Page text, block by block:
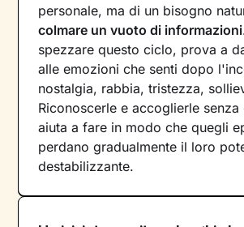
personale, ma di un bisogno
colmare un vuoto di informazioni
spezzare questo ciclo, prova a
alle emozioni che senti dopo
nostalgia, rabbia, tristezza,
Riconoscerle e accoglierle
aiuta a fare in modo che quegli
perdano gradualmente il loro
destabilizzante.